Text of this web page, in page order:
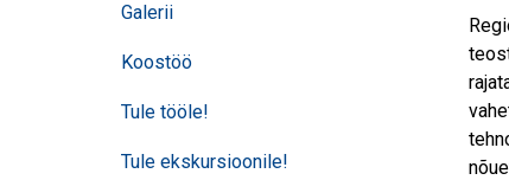
Galerii
Koostöö
Tule tööle!
Tule ekskursioonile!